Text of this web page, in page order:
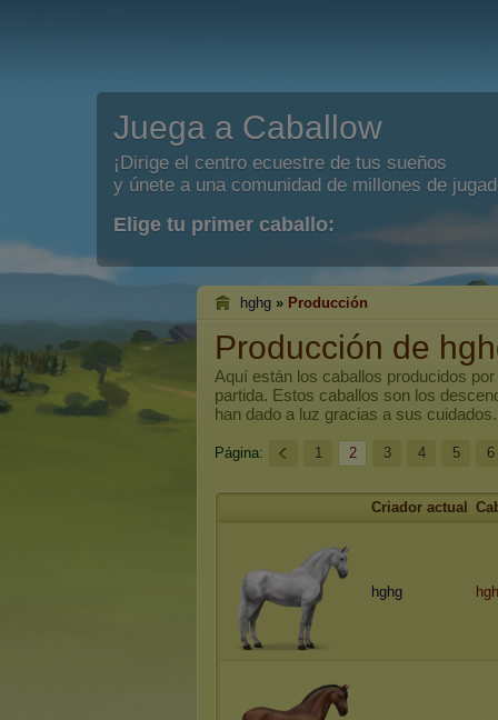
Juega a Caballow
¡Dirige el centro ecuestre de tus sueños
y únete a una comunidad de millones de
Elige tu primer caballo:
hghg » Producción
Producción de
Aquí están los caballos producidos por
partida. Estos caballos son los
han dado a luz gracias a sus cuidados.
Página: 1 2 3 4 5 6
Criador actual
hghg